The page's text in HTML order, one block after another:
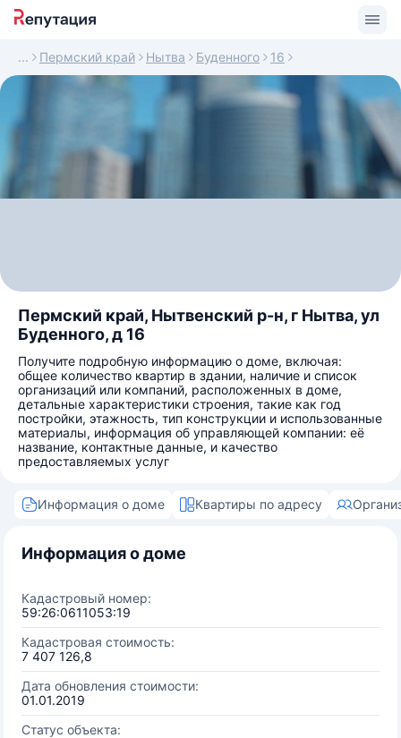
Пермский край Нытва Буденного 16
Пермский край, Нытвенский р-н, г Нытва, ул
Буденного, д 16
Получите подробную информацию о доме, включая:
общее количество квартир в здании, наличие и список
организаций или компаний, расположенных в доме,
детальные характеристики строения, такие как год
постройки, этажность, тип конструкции и использованные
материалы, информация об управляющей компании: её
название, контактные данные, и качество
предоставляемых услуг
Информация о доме Квартиры по адресу
Информация о доме
Кадастровый номер:
59:26:0611053:19
Кадастровая стоимость:
7 407 126,8
Дата обновления стоимости:
01.01.2019
Статус объекта: